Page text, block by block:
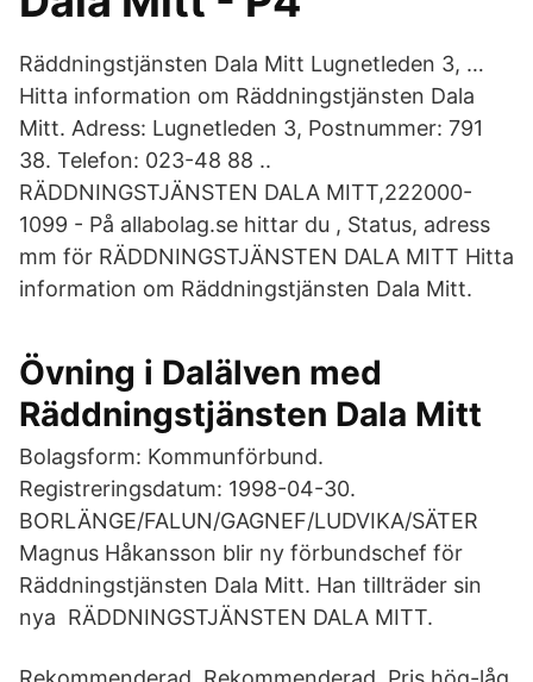
Räddningstjänsten Dala Mitt Lugnetleden 3, …
Hitta information om Räddningstjänsten Dala
Mitt. Adress: Lugnetleden 3, Postnummer: 791
38. Telefon: 023-48 88 ..
RÄDDNINGSTJÄNSTEN DALA MITT,222000-
1099 - På allabolag.se hittar du , Status, adress
mm för RÄDDNINGSTJÄNSTEN DALA MITT Hitta
information om Räddningstjänsten Dala Mitt.
Övning i Dalälven med
Räddningstjänsten Dala Mitt
Bolagsform: Kommunförbund.
Registreringsdatum: 1998-04-30.
BORLÄNGE/FALUN/GAGNEF/LUDVIKA/SÄTER
Magnus Håkansson blir ny förbundschef för
Räddningstjänsten Dala Mitt. Han tillträder sin
nya RÄDDNINGSTJÄNSTEN DALA MITT.